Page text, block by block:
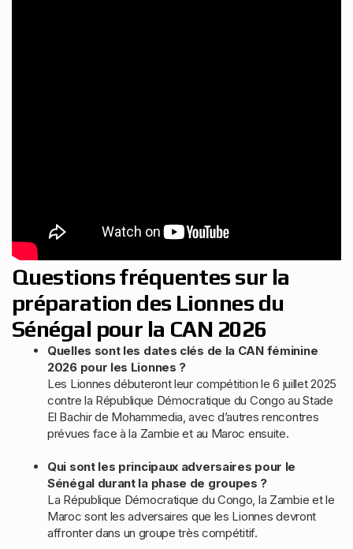
Questions fréquentes sur la
préparation des Lionnes du
Sénégal pour la CAN 2026
Quelles sont les dates clés de la CAN féminine
2026 pour les Lionnes ?
Les Lionnes débuteront leur compétition le 6 juillet 2025
contre la République Démocratique du Congo au Stade
El Bachir de Mohammedia, avec d’autres rencontres
prévues face à la Zambie et au Maroc ensuite.
Qui sont les principaux adversaires pour le
Sénégal durant la phase de groupes ?
La République Démocratique du Congo, la Zambie et le
Maroc sont les adversaires que les Lionnes devront
affronter dans un groupe très compétitif.